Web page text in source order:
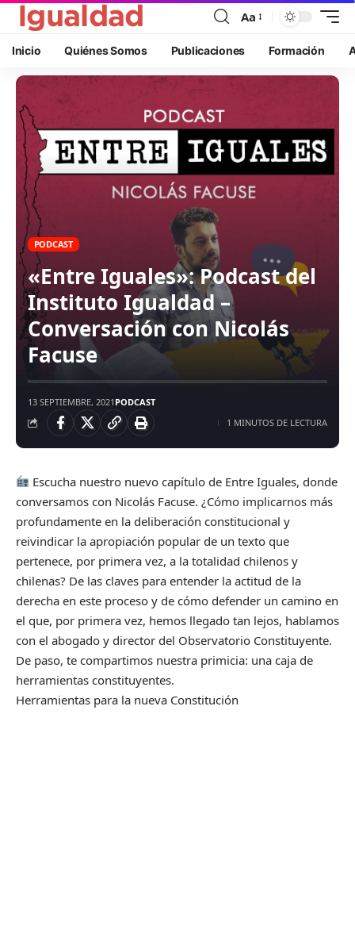
Aa
Inicio Quiénes Somos Publicaciones Formación
PODCAST
«Entre Iguales»: Podcast del
Instituto Igualdad –
Conversación con Nicolás
Facuse
13 SEPTIEMBRE, 2021 PODCAST
1 MINUTOS DE LECTURA
Escucha nuestro nuevo capítulo de Entre Iguales, donde
conversamos con Nicolás Facuse. ¿Cómo implicarnos más
profundamente en la deliberación constitucional y
reivindicar la apropiación popular de un texto que
pertenece, por primera vez, a la totalidad chilenos y
chilenas? De las claves para entender la actitud de la
derecha en este proceso y de cómo defender un camino en
el que, por primera vez, hemos llegado tan lejos, hablamos
con el abogado y director del Observatorio Constituyente.
De paso, te compartimos nuestra primicia: una caja de
herramientas constituyentes.
Herramientas para la nueva Constitución